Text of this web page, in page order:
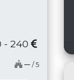
- 240
─ / 5